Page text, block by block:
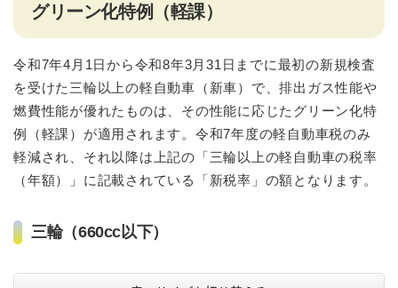
グリーン化特例（軽課）
令和7年4月1日から令和8年3月31日までに最初の新規検査
を受けた三輪以上の軽自動車（新車）で、排出ガス性能や
燃費性能が優れたものは、その性能に応じたグリーン化特
例（軽課）が適用されます。令和7年度の軽自動車税のみ
軽減され、それ以降は上記の「三輪以上の軽自動車の税率
（年額）」に記載されている「新税率」の額となります。
三輪（660cc以下）